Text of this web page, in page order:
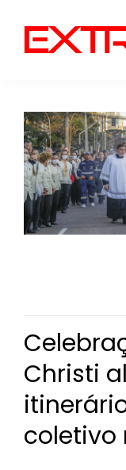
content
Christi
coletivo